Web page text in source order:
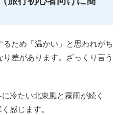
ため「温かい」と思われがち
差があります。ざっくり言う
に冷たい北東風と霧雨が続く
感じます。